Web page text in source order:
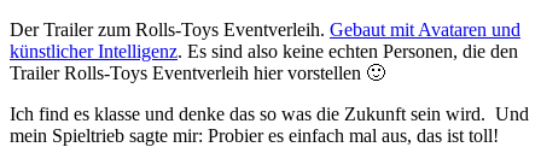
Der Trailer zum Rolls-Toys Eventverleih. Gebaut mit Avataren und
künstlicher Intelligenz. Es sind also keine echten Personen, die den
Trailer Rolls-Toys Eventverleih hier vorstellen 🙂
Ich find es klasse und denke das so was die Zukunft sein wird. Und
mein Spieltrieb sagte mir: Probier es einfach mal aus, das ist toll!